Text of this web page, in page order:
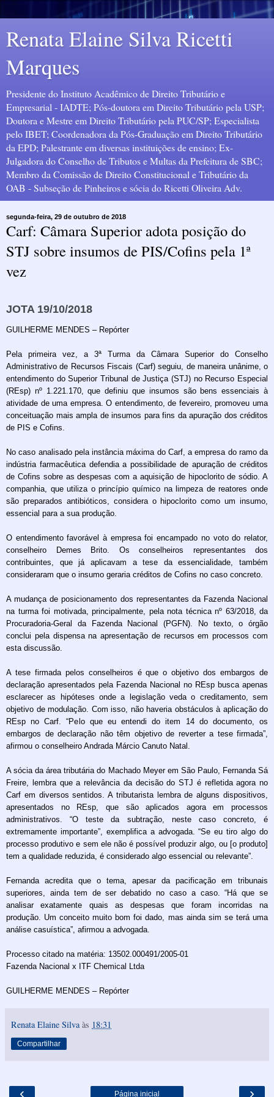
Renata Elaine Silva Ricetti
Marques
Presidente do Instituto Acadêmico de Direito Tributário e
Empresarial - IADTE; Pós-doutora em Direito Tributário pela USP;
Doutora e Mestre em Direito Tributário pela PUC/SP; Especialista
pelo IBET; Coordenadora da Pós-Graduação em Direito Tributário
da EPD; Palestrante em diversas instituições de ensino; Ex-
Julgadora do Conselho de Tributos e Multas da Prefeitura de SBC;
Membro da Comissão de Direito Constitucional e Tributário da
OAB - Subseção de Pinheiros e sócia do Ricetti Oliveira Adv.
segunda-feira, 29 de outubro de 2018
Carf: Câmara Superior adota posição do
STJ sobre insumos de PIS/Cofins pela 1ª
vez
JOTA 19/10/2018
GUILHERME MENDES – Repórter
Pela primeira vez, a 3ª Turma da Câmara Superior do Conselho
Administrativo de Recursos Fiscais (Carf) seguiu, de maneira unânime, o
entendimento do Superior Tribunal de Justiça (STJ) no Recurso Especial
(REsp) nº 1.221.170, que definiu que insumos são bens essenciais à
atividade de uma empresa. O entendimento, de fevereiro, promoveu uma
conceituação mais ampla de insumos para fins da apuração dos créditos
de PIS e Cofins.
No caso analisado pela instância máxima do Carf, a empresa do ramo da
indústria farmacêutica defendia a possibilidade de apuração de créditos
de Cofins sobre as despesas com a aquisição de hipoclorito de sódio. A
companhia, que utiliza o princípio químico na limpeza de reatores onde
são preparados antibióticos, considera o hipoclorito como um insumo,
essencial para a sua produção.
O entendimento favorável à empresa foi encampado no voto do relator,
conselheiro Demes Brito. Os conselheiros representantes dos
contribuintes, que já aplicavam a tese da essencialidade, também
consideraram que o insumo geraria créditos de Cofins no caso concreto.
A mudança de posicionamento dos representantes da Fazenda Nacional
na turma foi motivada, principalmente, pela nota técnica nº 63/2018, da
Procuradoria-Geral da Fazenda Nacional (PGFN). No texto, o órgão
conclui pela dispensa na apresentação de recursos em processos com
esta discussão.
A tese firmada pelos conselheiros é que o objetivo dos embargos de
declaração apresentados pela Fazenda Nacional no REsp busca apenas
esclarecer as hipóteses onde a legislação veda o creditamento, sem
objetivo de modulação. Com isso, não haveria obstáculos à aplicação do
REsp no Carf. “Pelo que eu entendi do item 14 do documento, os
embargos de declaração não têm objetivo de reverter a tese firmada”,
afirmou o conselheiro Andrada Márcio Canuto Natal.
A sócia da área tributária do Machado Meyer em São Paulo, Fernanda Sá
Freire, lembra que a relevância da decisão do STJ é refletida agora no
Carf em diversos sentidos. A tributarista lembra de alguns dispositivos,
apresentados no REsp, que são aplicados agora em processos
administrativos. “O teste da subtração, neste caso concreto, é
extremamente importante”, exemplifica a advogada. “Se eu tiro algo do
processo produtivo e sem ele não é possível produzir algo, ou [o produto]
tem a qualidade reduzida, é considerado algo essencial ou relevante”.
Fernanda acredita que o tema, apesar da pacificação em tribunais
superiores, ainda tem de ser debatido no caso a caso. “Há que se
analisar exatamente quais as despesas que foram incorridas na
produção. Um conceito muito bom foi dado, mas ainda sim se terá uma
análise casuística”, afirmou a advogada.
Processo citado na matéria: 13502.000491/2005-01
Fazenda Nacional x ITF Chemical Ltda
GUILHERME MENDES – Repórter
Renata Elaine Silva às 18:31
Compartilhar
‹ ›
Página inicial